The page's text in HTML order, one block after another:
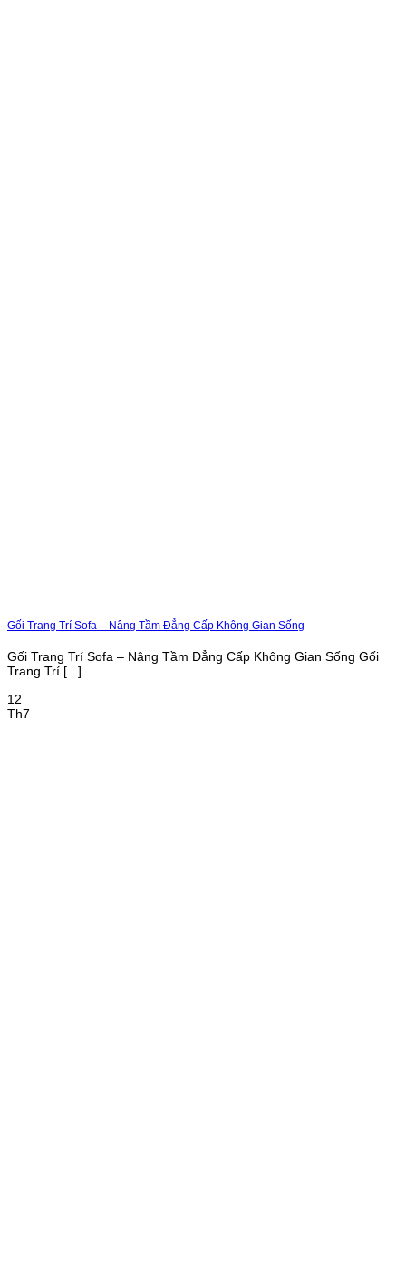
Gối Trang Trí Sofa – Nâng Tầm Đẳng Cấp Không Gian Sống
Gối Trang Trí Sofa – Nâng Tầm Đẳng Cấp Không Gian Sống Gối
Trang Trí [...]
12
Th7